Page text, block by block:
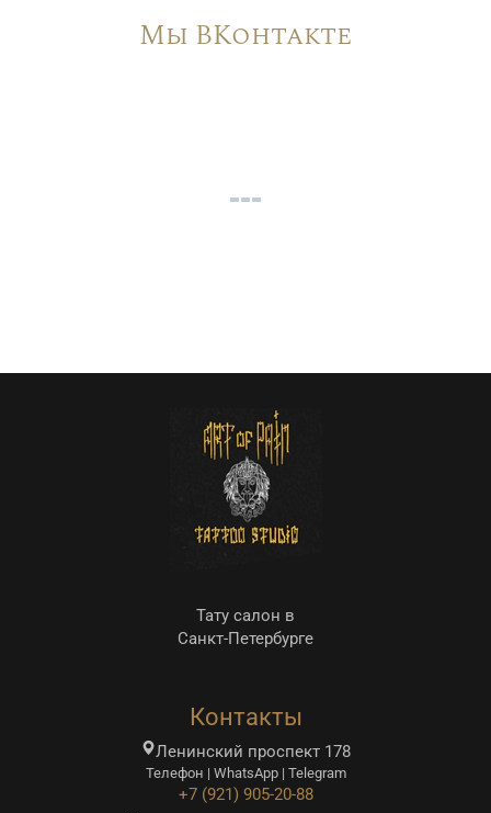
Мы ВКонтакте
Тату салон в
Санкт-Петербурге
Контакты
Ленинский проспект 178
Телефон | WhatsApp | Telegram
+7 (921) 905-20-88